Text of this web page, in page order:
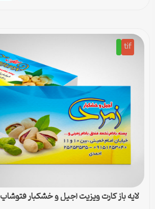
tif
لایه باز کارت ویزیت آجیل و خشکبار فتوشاپ